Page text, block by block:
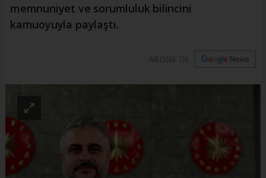
memnuniyet ve sorumluluk bilincini
kamuoyuyla paylaştı.